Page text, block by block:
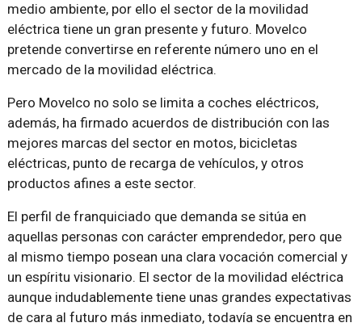
medio ambiente, por ello el sector de la movilidad
eléctrica tiene un gran presente y futuro. Movelco
pretende convertirse en referente número uno en el
mercado de la movilidad eléctrica.
Pero Movelco no solo se limita a coches eléctricos,
además, ha firmado acuerdos de distribución con las
mejores marcas del sector en motos, bicicletas
eléctricas, punto de recarga de vehículos, y otros
productos afines a este sector.
El perfil de franquiciado que demanda se sitúa en
aquellas personas con carácter emprendedor, pero que
al mismo tiempo posean una clara vocación comercial y
un espíritu visionario. El sector de la movilidad eléctrica
aunque indudablemente tiene unas grandes expectativas
de cara al futuro más inmediato, todavía se encuentra en